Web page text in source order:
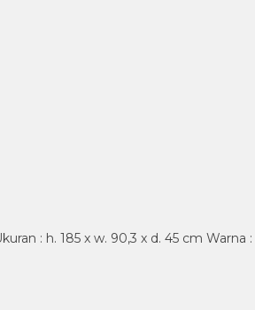
: h. 185 x w. 90,3 x d. 45 cm Warna